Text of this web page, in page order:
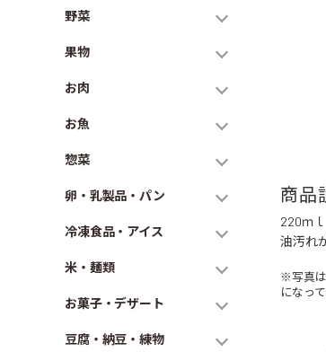
野菜
果物
お肉
お魚
惣菜
卵・乳製品・パン
冷凍食品・アイス
米・麺類
お菓子・デザート
豆腐・納豆・練物
商品
220ｍｌ
油汚れ
※写真
になっ